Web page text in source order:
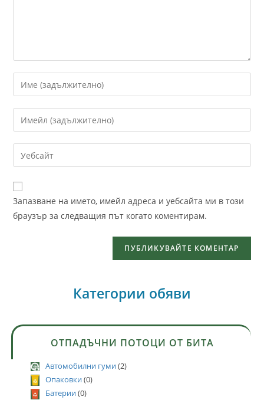
Запазване на името, имейл адреса и уебсайта ми в този
браузър за следващия път когато коментирам.
Категории обяви
ОТПАДЪЧНИ ПОТОЦИ ОТ БИТА
Автомобилни гуми(2)
Опаковки(0)
Батерии(0)